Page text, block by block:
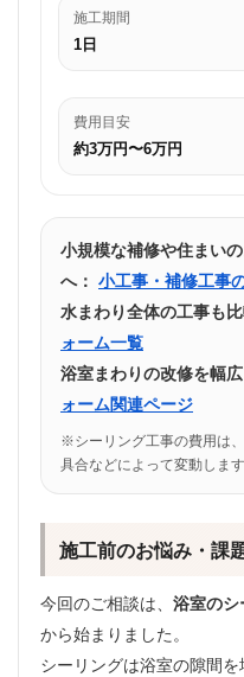
施工期間
1日
費用目安
約3万円〜6万円
小規模な補修や住まい
へ： 小工事・補修工事
水まわり全体の工事も
ォーム一覧
浴室まわりの改修を幅
ォーム関連ページ
※シーリング工事の費用は
具合などによって変動します
施工前のお悩み・課
今回のご相談は、 浴室のシ
から始まりました。
シーリングは浴室の隙間を